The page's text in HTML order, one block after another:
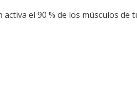
el 90 % de los músculos